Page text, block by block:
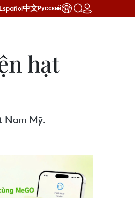
Español中文Русский
hạt
Nam Mỹ.